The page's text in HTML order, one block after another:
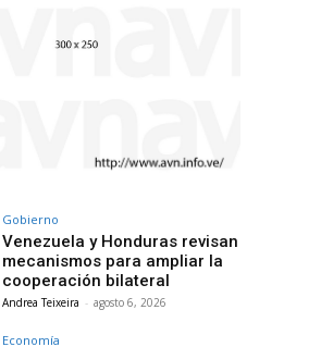
Gobierno
Venezuela y Honduras revisan
mecanismos para ampliar la
cooperación bilateral
Andrea Teixeira - agosto 6, 2026
Economía